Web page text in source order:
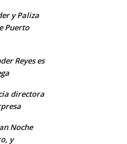
y Paliza
Puerto
Reyes es
directora
Noche
y